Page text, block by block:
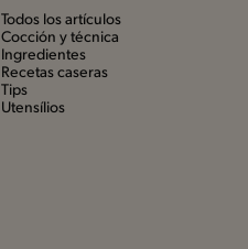
Todos los artículos
Cocción y técnica
Ingredientes
Recetas caseras
Tips
Utensílios